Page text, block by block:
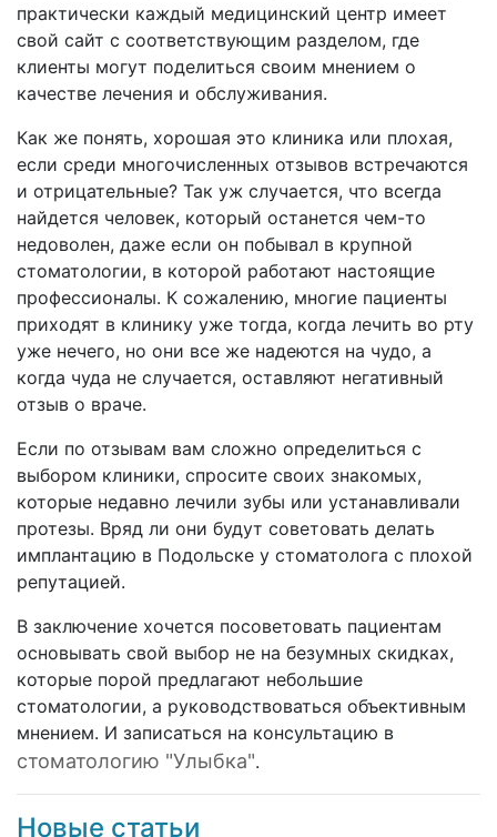
практически каждый медицинский центр имеет
свой сайт с соответствующим разделом, где
клиенты могут поделиться своим мнением о
качестве лечения и обслуживания.
Как же понять, хорошая это клиника или плохая,
если среди многочисленных отзывов встречаются
и отрицательные? Так уж случается, что всегда
найдется человек, который останется чем-то
недоволен, даже если он побывал в крупной
стоматологии, в которой работают настоящие
профессионалы. К сожалению, многие пациенты
приходят в клинику уже тогда, когда лечить во рту
уже нечего, но они все же надеются на чудо, а
когда чуда не случается, оставляют негативный
отзыв о враче.
Если по отзывам вам сложно определиться с
выбором клиники, спросите своих знакомых,
которые недавно лечили зубы или устанавливали
протезы. Вряд ли они будут советовать делать
имплантацию в Подольске у стоматолога с плохой
репутацией.
В заключение хочется посоветовать пациентам
основывать свой выбор не на безумных скидках,
которые порой предлагают небольшие
стоматологии, а руководствоваться объективным
мнением. И записаться на консультацию в
стоматологию "Улыбка".
Новые статьи